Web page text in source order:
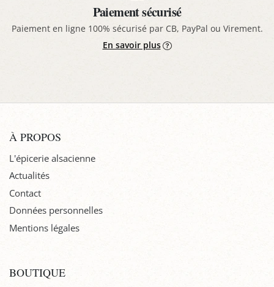
Paiement sécurisé
Paiement en ligne 100% sécurisé par CB, PayPal ou Virement.
En savoir plus
À PROPOS
L'épicerie alsacienne
Actualités
Contact
Données personnelles
Mentions légales
BOUTIQUE